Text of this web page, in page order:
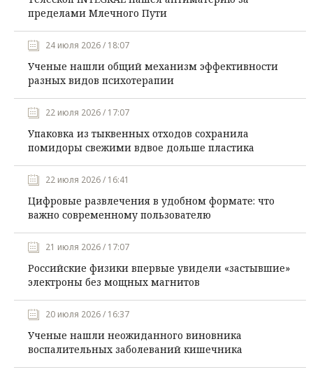
пределами Млечного Пути
24 июля 2026 / 18:07
Ученые нашли общий механизм эффективности
разных видов психотерапии
22 июля 2026 / 17:07
Упаковка из тыквенных отходов сохранила
помидоры свежими вдвое дольше пластика
22 июля 2026 / 16:41
Цифровые развлечения в удобном формате: что
важно современному пользователю
21 июля 2026 / 17:07
Российские физики впервые увидели «застывшие»
электроны без мощных магнитов
20 июля 2026 / 16:37
Ученые нашли неожиданного виновника
воспалительных заболеваний кишечника